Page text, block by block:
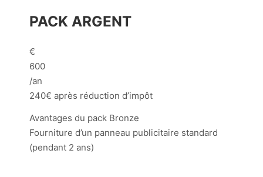
PACK ARGENT
€
600
/an
240€ après réduction d’impôt
Avantages du pack Bronze
Fourniture d’un panneau publicitaire standard
(pendant 2 ans)